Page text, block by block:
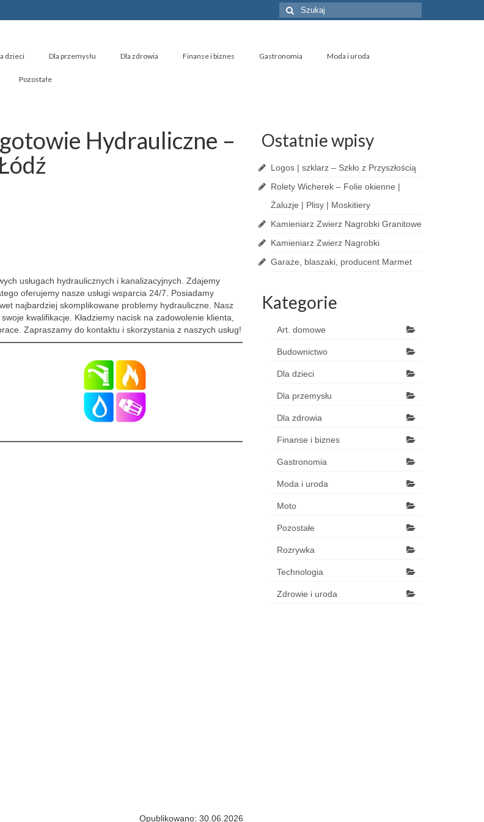
Szuklaj
w:
dzieci Dla przemysłu Dla zdrowia Finanse i biznes Gastronomia Moda i uroda
Pozostałe
Hydrauliczne –
usługach hydraulicznych i kanalizacyjnych. Zdajemy
oferujemy nasze usługi wsparcia 24/7. Posiadamy
najbardziej skomplikowane problemy hydrauliczne. Nasz
kwalifikacje. Kładziemy nacisk na zadowolenie klienta,
Zapraszamy do kontaktu i skorzystania z naszych usług!
Opublikowano: 30.06.2026
Ostatnie wpisy
Logos | szklarz – Szkło z Przyszłością
Rolety Wicherek – Folie okienne |
Żaluzje | Plisy | Moskitiery
Kamieniarz Zwierz Nagrobki Granitowe
Kamieniarz Zwierz Nagrobki
Garaże, blaszaki, producent Marmet
Kategorie
Art. domowe
Budownictwo
Dla dzieci
Dla przemysłu
Dla zdrowia
Finanse i biznes
Gastronomia
Moda i uroda
Moto
Pozostałe
Rozrywka
Technologia
Zdrowie i uroda